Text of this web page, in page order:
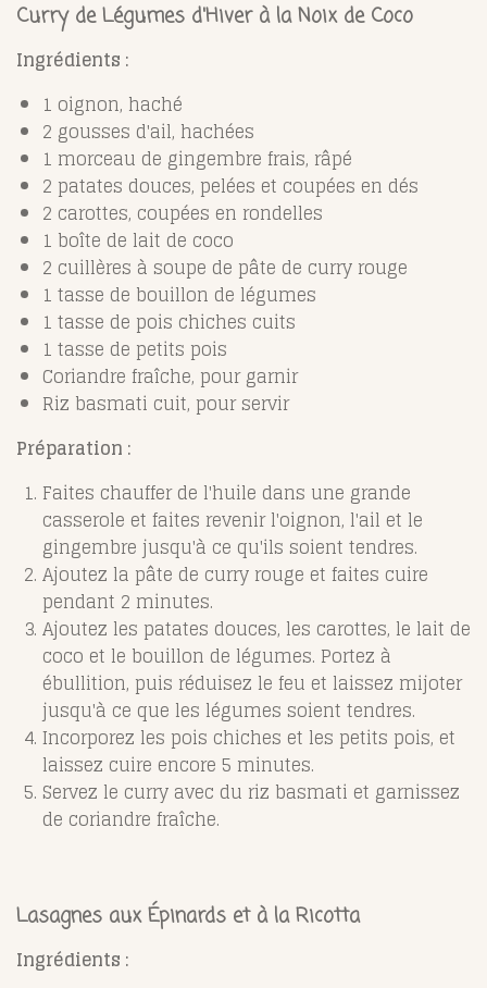
Curry de Légumes d'Hiver à la Noix de Coco
Ingrédients :
1 oignon, haché
2 gousses d'ail, hachées
1 morceau de gingembre frais, râpé
2 patates douces, pelées et coupées en dés
2 carottes, coupées en rondelles
1 boîte de lait de coco
2 cuillères à soupe de pâte de curry rouge
1 tasse de bouillon de légumes
1 tasse de pois chiches cuits
1 tasse de petits pois
Coriandre fraîche, pour garnir
Riz basmati cuit, pour servir
Préparation :
Faites chauffer de l'huile dans une grande
casserole et faites revenir l'oignon, l'ail et le
gingembre jusqu'à ce qu'ils soient tendres.
Ajoutez la pâte de curry rouge et faites cuire
pendant 2 minutes.
Ajoutez les patates douces, les carottes, le lait de
coco et le bouillon de légumes. Portez à
ébullition, puis réduisez le feu et laissez mijoter
jusqu'à ce que les légumes soient tendres.
Incorporez les pois chiches et les petits pois, et
laissez cuire encore 5 minutes.
Servez le curry avec du riz basmati et garnissez
de coriandre fraîche.
Lasagnes aux Épinards et à la Ricotta
Ingrédients :